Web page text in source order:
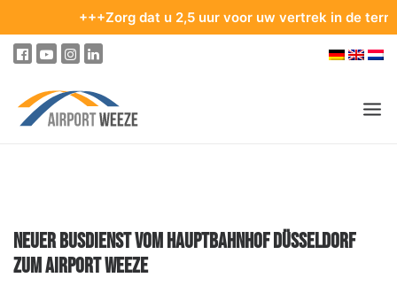
+++Zorg dat u 2,5 uur voor uw vertrek in de terminal
VLIEGEN
NEUER BUSDIENST VOM HAUPTBAHNHOF DÜSSELDORF
ZUM AIRPORT WEEZE